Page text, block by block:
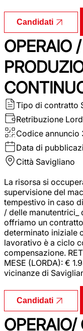
Candidati
OPERAIO
Tipo di contratto
Retribuzione
Codice annuncio
Data di
Città Savigliano
La risorsa si
supervisione del
tempestivo in caso
/ delle
offriamo un
determinato iniziale
lavorativo è a ciclo
compensazione.
MESE (LORDA): €
vicinanze di
Candidati
OPERAIO/